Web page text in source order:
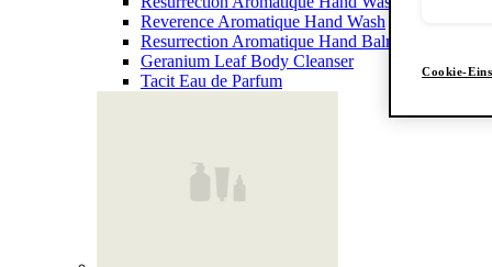
Reverence Aromatique Hand Wash
Resurrection Aromatique Hand Balm
Geranium Leaf Body Cleanser
Tacit Eau de Parfum
Cookie-